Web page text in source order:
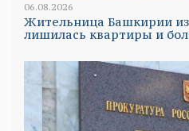
06.08.2026
Жительница Башкирии
лишилась квартиры и